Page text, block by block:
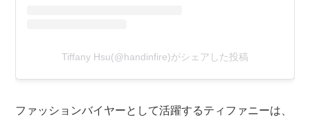
Tiffany Hsu(@handinfire)がシェアした投稿
ファッションバイヤーとして活躍するティファニーは、